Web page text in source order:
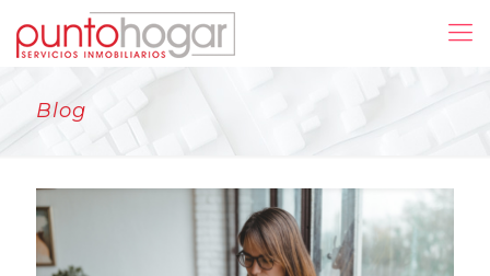
Blog